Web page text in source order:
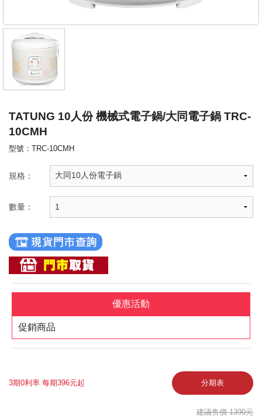
TATUNG 10人份 機械式電子鍋/大同電子鍋 TRC-
10CMH
型號：TRC-10CMH
規格：
數量：
優惠活動
促銷商品
3期0利率 每期396元起 分期表
建議售價 1390元